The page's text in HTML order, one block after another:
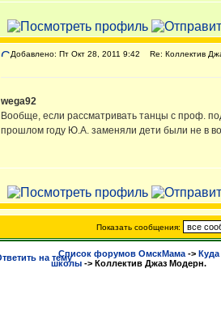
Добавлено: Пт Окт 28, 2011 9:42 Re: Коллектив
wega92
Вообще, если рассматривать танцы с проф.
прошлом году Ю.А. заменяли дети были не в
Показать сообщения:
Список форумов ОмскМама -> Куда
школы -> Коллектив Джаз Модерн.